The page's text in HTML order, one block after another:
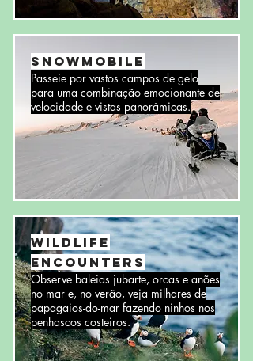
Snowmobile
Passeie por vastos campos de gelo
para uma combinação emocionante de
velocidade e vistas panorâmicas.
Wildlife
Encounters
Observe baleias jubarte, orcas e anões
no mar e, no verão, veja milhares de
papagaios-do-mar fazendo ninhos nos
penhascos costeiros.